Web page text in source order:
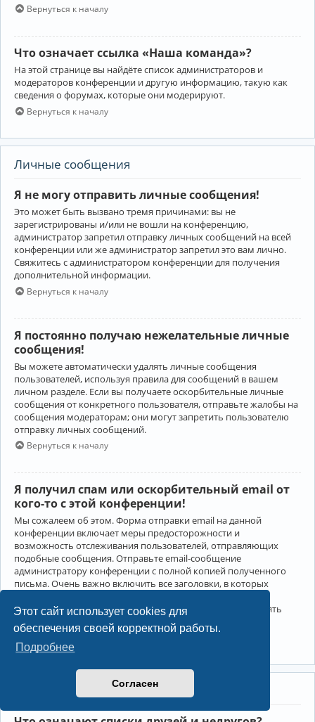
Этот сайт использует cookies для
обеспечения своей корректной работы.
Подробнее
Согласен
Вернуться к началу
Что означает ссылка «Наша команда»?
На этой странице вы найдёте список администраторов и
модераторов конференции и другую информацию, такую как
сведения о форумах, которые они модерируют.
Вернуться к началу
Личные сообщения
Я не могу отправить личные сообщения!
Это может быть вызвано тремя причинами: вы не
зарегистрированы и/или не вошли на конференцию,
администратор запретил отправку личных сообщений на всей
конференции или же администратор запретил это вам лично.
Свяжитесь с администратором конференции для получения
дополнительной информации.
Вернуться к началу
Я постоянно получаю нежелательные личные
сообщения!
Вы можете автоматически удалять личные сообщения
пользователей, используя правила для сообщений в вашем
личном разделе. Если вы получаете оскорбительные личные
сообщения от конкретного пользователя, отправьте жалобы на
сообщения модераторам; они могут запретить пользователю
отправку личных сообщений.
Вернуться к началу
Я получил спам или оскорбительный email от
кого-то с этой конференции!
Мы сожалеем об этом. Форма отправки email на данной
конференции включает меры предосторожности и
возможность отслеживания пользователей, отправляющих
подобные сообщения. Отправьте email-сообщение
администратору конференции с полной копией полученного
письма. Очень важно включить все заголовки, в которых
Администратор конференции сможет в этом случае принять
меры.
Друзья и недруги